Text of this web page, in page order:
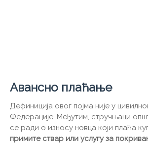
Авансно плаћање
Дефиниција овог појма није у
Федерације. Међутим, стручњаци
се ради о износу новца који плаћа
примите ствар или услугу за